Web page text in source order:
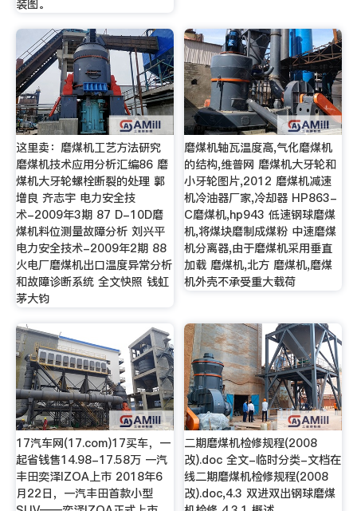
装图。
这里卖：磨煤机工艺方法研究
磨煤机技术应用分析汇编86 磨
煤机大牙轮螺栓断裂的处理 郭
增良 齐志宇 电力安全技
术-2009年3期 87 D-10D磨
煤机料位测量故障分析 刘兴平
电力安全技术-2009年2期 88
火电厂磨煤机出口温度异常分析
和故障诊断系统 全文快照 钱虹
茅大钧
磨煤机轴瓦温度高,气化磨煤机
的结构,维普网 磨煤机大牙轮和
小牙轮图片,2012 磨煤机减速
机冷油器厂家,冷却器 HP863-
C磨煤机,hp943 低速钢球磨煤
机,将煤块磨制成煤粉 中速磨煤
机分离器,由于磨煤机采用垂直
加载 磨煤机,北方 磨煤机,磨煤
机外壳不承受重大载荷
17汽车网(17.com)17买车，一
起省钱售14.98-17.58万 一汽
丰田奕泽IZOA上市 2018年6
月22日，一汽丰田首款小型
二期磨煤机检修规程(2008
改).doc 全文-临时分类-文档在
线二期磨煤机检修规程(2008
改).doc,4.3 双进双出钢球磨煤